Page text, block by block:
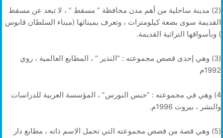
(2) مدينة ساحلية من أهم مدن محافظة ” مسقط ” ، لا تبعد عن مسقط
القديمة سوى بضعة كيلومترات ، وتعرف بمينائها (ميناء السلطان قابوس
) وبأسواقها التراثية القديمة.
(3) وهي إحدى قصص مجموعته : “النذير ” ، المطابع العالمية ، روي
1992م
4) وهي في مجموعته : “حبس النورس” ، المؤسسة العربية للدراسات
والنشر ، بيروت 1996م.
(5) وهي قصة من قصص مجموعته التي تحمل الاسم ذاته ، مطابع دار